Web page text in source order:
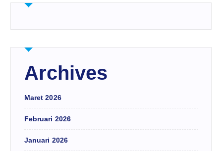
Archives
Maret 2026
Februari 2026
Januari 2026